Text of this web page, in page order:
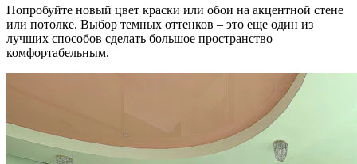
Попробуйте новый цвет краски или обои на акцентной стене
или потолке. Выбор темных оттенков – это еще один из
лучших способов сделать большое пространство
комфортабельным.